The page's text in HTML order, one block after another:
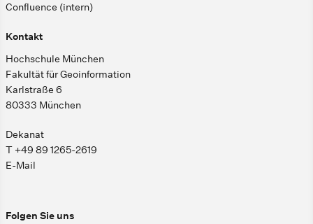
Confluence (intern)
Kontakt
Hochschule München
Fakultät für Geoinformation
Karlstraße 6
80333 München
Dekanat
T +49 89 1265-2619
E-Mail
Folgen Sie uns